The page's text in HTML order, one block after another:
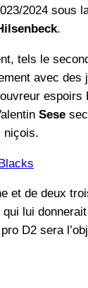
2024 sous
.
tels le
avec
espoirs
Sese
niçois.
et de deux
lui
D2 sera